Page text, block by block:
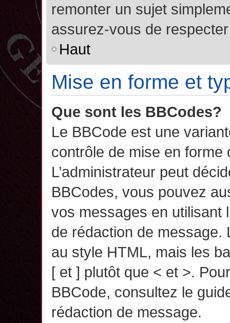
remonter un sujet
assurez-vous de
Haut
Mise en forme et
Que sont les BBCodes?
Le BBCode est une
contrôle de mise en forme
L’administrateur peut
BBCodes, vous pouvez
vos messages en utilisant
de rédaction de message.
au style HTML, mais les
[ et ] plutôt que < et >.
BBCode, consultez le
rédaction de message.